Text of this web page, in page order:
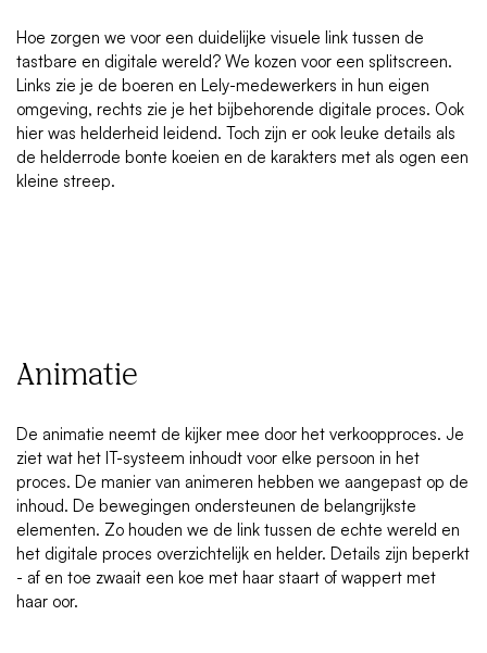
Hoe zorgen we voor een duidelijke visuele link tussen de
tastbare en digitale wereld? We kozen voor een splitscreen.
Links zie je de boeren en Lely-medewerkers in hun eigen
omgeving, rechts zie je het bijbehorende digitale proces. Ook
hier was helderheid leidend. Toch zijn er ook leuke details als
de helderrode bonte koeien en de karakters met als ogen een
kleine streep.
Animatie
De animatie neemt de kijker mee door het verkoopproces. Je
ziet wat het IT-systeem inhoudt voor elke persoon in het
proces. De manier van animeren hebben we aangepast op de
inhoud. De bewegingen ondersteunen de belangrijkste
elementen. Zo houden we de link tussen de echte wereld en
het digitale proces overzichtelijk en helder. Details zijn beperkt
- af en toe zwaait een koe met haar staart of wappert met
haar oor.